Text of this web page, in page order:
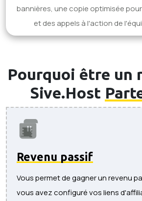
bannières, une copie optimisée
et des appels à l'action de
Pourquoi être un
Sive.Host
Revenu passif
Vous permet de gagner un revenu
vous avez configuré vos liens